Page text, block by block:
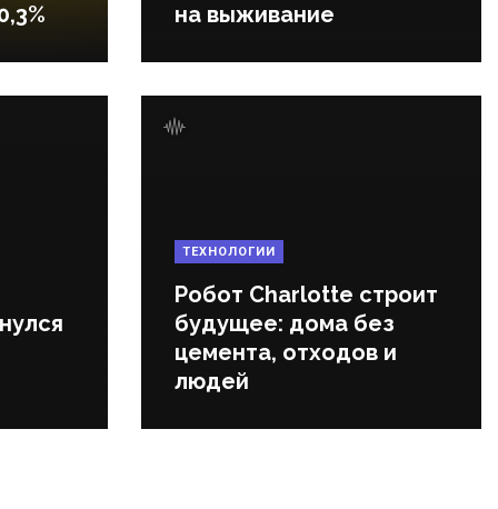
на выживание
ТЕХНОЛОГИИ
Робот Charlotte строит
будущее: дома без
цемента, отходов и
людей